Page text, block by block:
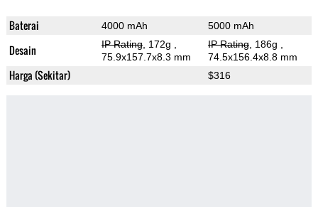
Baterai 4000 mAh 5000 mAh
Desain IP Rating, 172g
75.9x157.7x8.3 mm
IP Rating, 186g
74.5x156.4x8.8 mm
Harga (Sekitar) $316